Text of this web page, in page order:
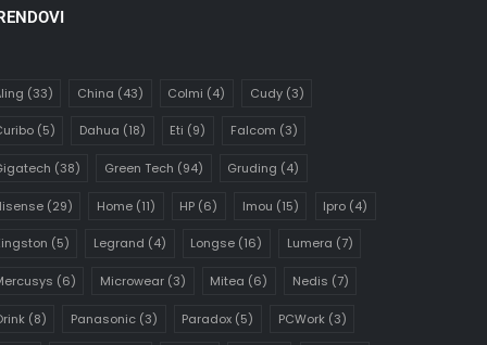
(33) China (43) Colmi (4) Cudy(3)
(5) Dahua (18) Eti (9) Falcom (3)
(38) Green Tech (94) Gruding (4)
(29) Home(11) HP (6) Imou (15) Ipro (4)
(5) Legrand (4) Longse (16) Lumera (7)
(6) Microwear(3) Mitea (6) Nedis (7)
(8) Panasonic(3) Paradox (5) PCWork(3)